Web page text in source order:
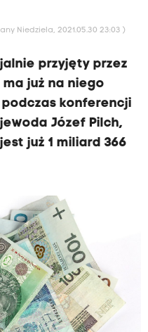
Niedziela, 2021.05.30 23:03 )
przyjęty przez
już na niego
podczas konferencji
Józef Pilch,
już 1 miliard 366